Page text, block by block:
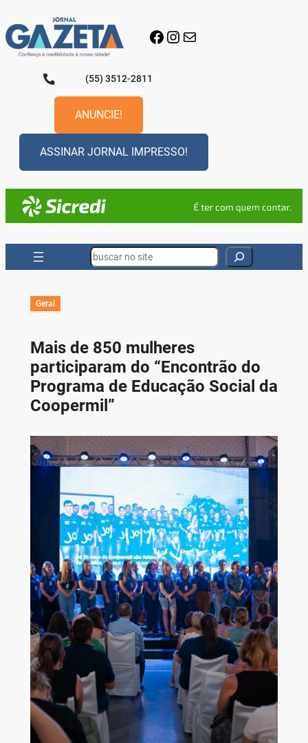
para
o
conteúdo
Facebook
Instagram
E-mail
(55) 3512-2811
ANUNCIE!
ASSINAR JORNAL IMPRESSO!
Search
Geral
Mais de 850 mulheres
participaram do “Encontrão do
Programa de Educação Social da
Coopermil”